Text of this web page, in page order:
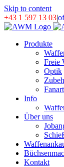
Skip to content
+43 1 597 13 03|
Produkte
Freie
Optik
Info
Über uns
Kontakt